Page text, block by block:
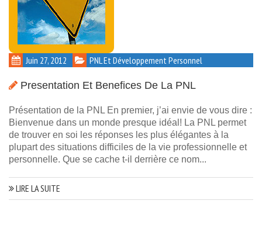
Juin 27, 2012 PNL Et Développement Personnel
Presentation Et Benefices De La PNL
Présentation de la PNL En premier, j’ai envie de vous dire :
Bienvenue dans un monde presque idéal! La PNL permet
de trouver en soi les réponses les plus élégantes à la
plupart des situations difficiles de la vie professionnelle et
personnelle. Que se cache t-il derrière ce nom...
LIRE LA SUITE